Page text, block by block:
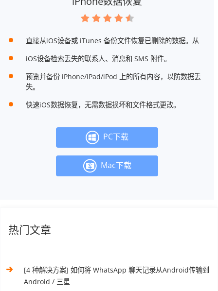
直接从iOS设备或 iTunes 备份文件恢复已删除的数据。从
iOS设备检索丢失的联系人、消息和 SMS 附件。
预览并备份 iPhone/iPad/iPod 上的所有内容，以防数据丢
失。
快速iOS数据恢复，无需数据损坏和文件格式更改。
PC下载
Mac下载
热门文章
[4 种解决方案] 如何将 WhatsApp 聊天记录从Android传输到
Android / 三星